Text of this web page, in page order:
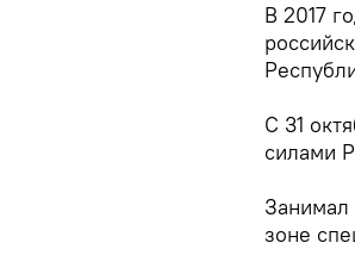
В 2017
С 31
силами
зоне